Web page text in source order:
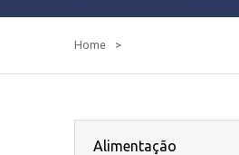
Home >
Alimentação